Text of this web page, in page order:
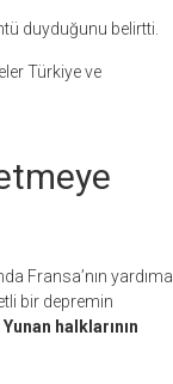
duyduğunu belirtti.
Türkiye ve
Fransa’nın yardıma
bir depremin
halklarının